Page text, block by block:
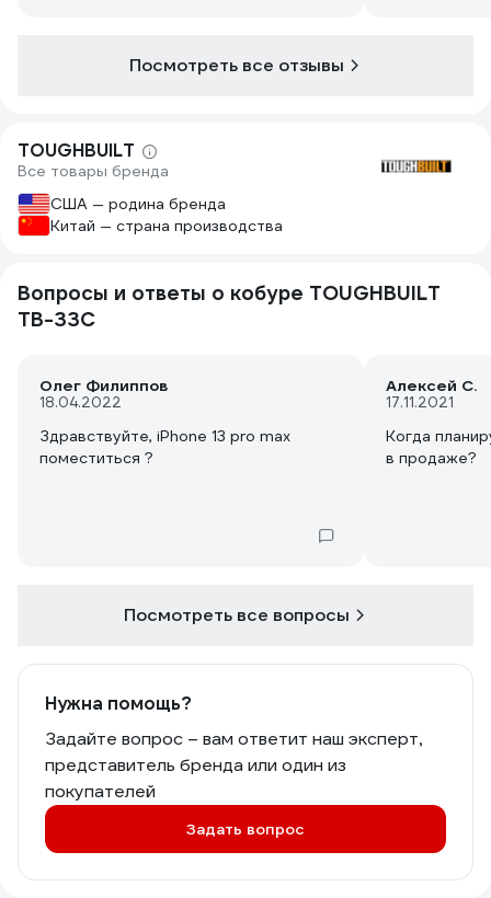
цепляется, но пока всё нормально, ни
"любимцем" до появления Точбилда с
клипсой. Теперь кожаный
"парадновыходной", так как Точбилд
гораздо интереснее, он на каждый
день
Посмотреть все отзывы
TOUGHBUILT
Все товары бренда
США — родина бренда
Китай — страна производства
Вопросы и ответы о кобуре TOUGHBUILT
TB-33C
Олег Филиппов
18.04.2022
Здравствуйте, iPhone 13 pro max
поместиться ?
Алексей С.
17.11.2021
Когда
в продаже?
Посмотреть все вопросы
Нужна помощь?
Задайте вопрос – вам ответит наш эксперт,
представитель бренда или один из
покупателей
Задать вопрос